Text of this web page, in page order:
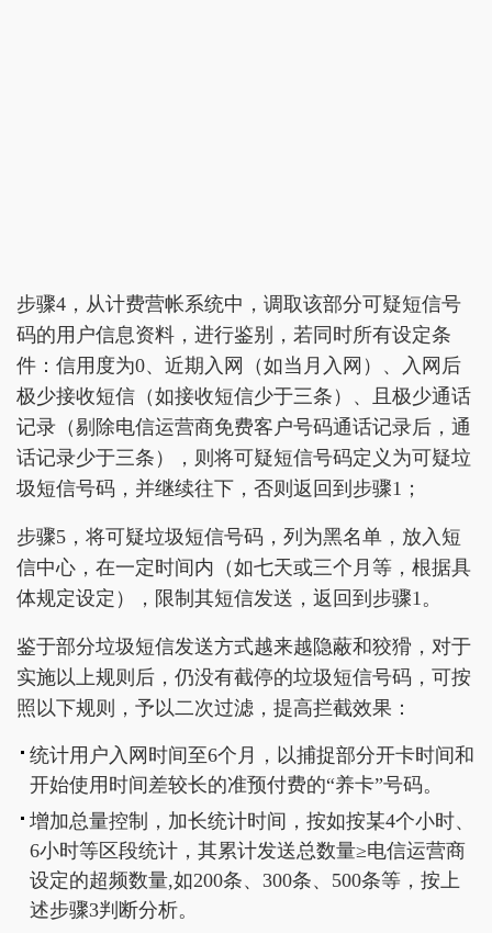
步骤4，从计费营帐系统中，调取该部分可疑短信号
码的用户信息资料，进行鉴别，若同时所有设定条
件：信用度为0、近期入网（如当月入网）、入网后
极少接收短信（如接收短信少于三条）、且极少通话
记录（剔除电信运营商免费客户号码通话记录后，通
话记录少于三条），则将可疑短信号码定义为可疑垃
圾短信号码，并继续往下，否则返回到步骤1；
步骤5，将可疑垃圾短信号码，列为黑名单，放入短
信中心，在一定时间内（如七天或三个月等，根据具
体规定设定），限制其短信发送，返回到步骤1。
鉴于部分垃圾短信发送方式越来越隐蔽和狡猾，对于
实施以上规则后，仍没有截停的垃圾短信号码，可按
照以下规则，予以二次过滤，提高拦截效果：
统计用户入网时间至6个月，以捕捉部分开卡时间和
开始使用时间差较长的准预付费的“养卡”号码。
增加总量控制，加长统计时间，按如按某4个小时、
6小时等区段统计，其累计发送总数量≥电信运营商
设定的超频数量,如200条、300条、500条等，按上
述步骤3判断分析。